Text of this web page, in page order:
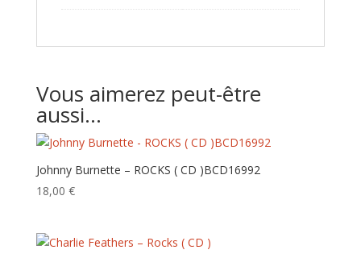
Vous aimerez peut-être
aussi…
Johnny Burnette – ROCKS ( CD ) BCD16992
18,00 €